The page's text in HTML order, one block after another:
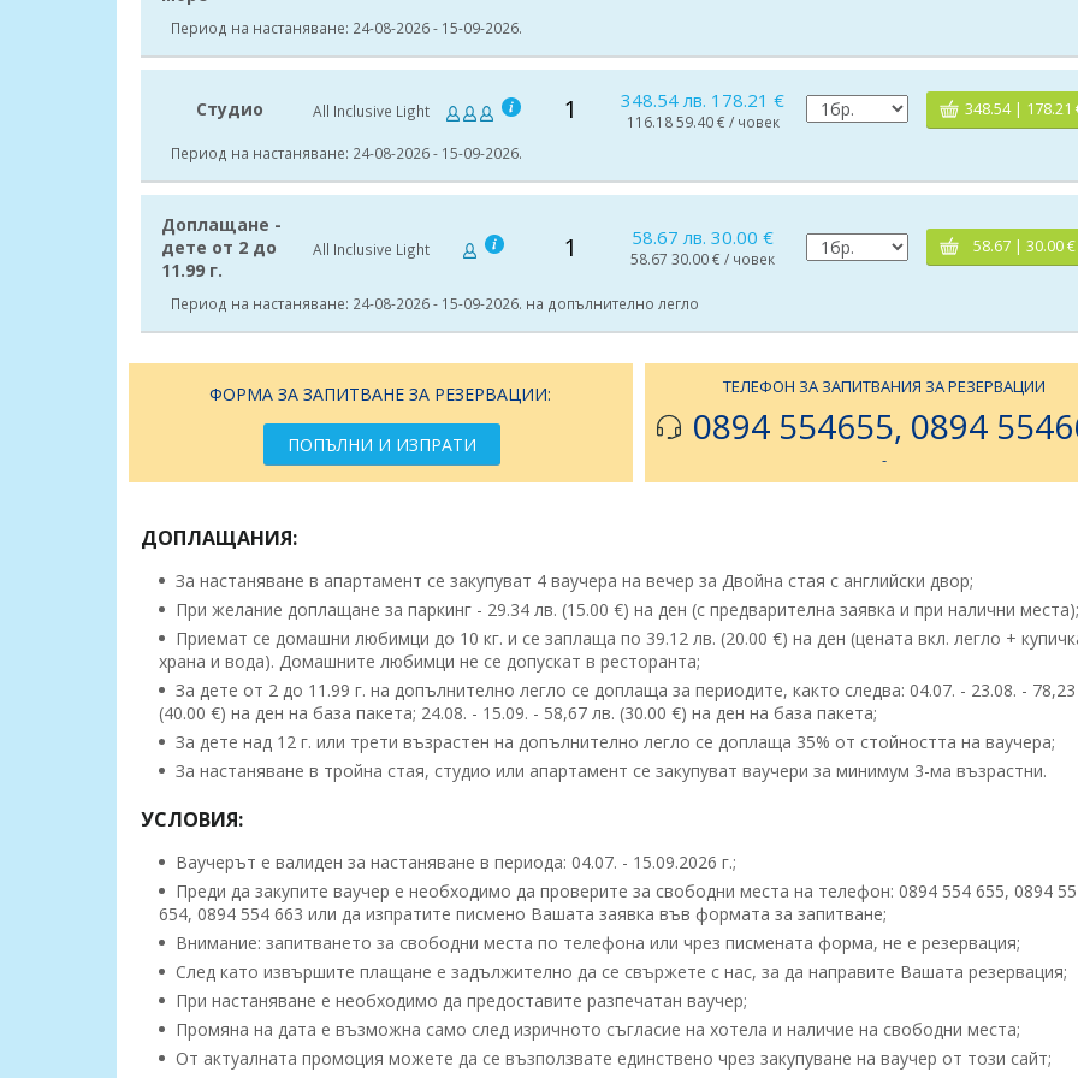
Период на настаняване: 24-08-2026 - 15-09-2026.
Студио All Inclusive Light 1 348.54 лв. 178.21 €
116.18 59.40 € / човек
348.54 | 178.21
Период на настаняване: 24-08-2026 - 15-09-2026.
Доплащане -
дете от 2 до
11.99 г.
All Inclusive Light 1 58.67 лв. 30.00 €
58.67 30.00 € / човек
58.67 | 30.00 €
Период на настаняване: 24-08-2026 - 15-09-2026. на допълнително легло
ФОРМА ЗА ЗАПИТВАНЕ ЗА РЕЗЕРВАЦИИ:
ПОПЪЛНИ И ИЗПРАТИ
ТЕЛЕФОН ЗА ЗАПИТВАНИЯ ЗА РЕЗЕРВАЦИИ
0894 554655, 0894
-
ДОПЛАЩАНИЯ:
За настаняване в апартамент се закупуват 4 ваучера на вечер за Двойна стая с английски двор;
При желание доплащане за паркинг - 29.34 лв. (15.00 €) на ден (с предварителна заявка и при налични места);
Приемат се домашни любимци до 10 кг. и се заплаща по 39.12 лв. (20.00 €) на ден (цената вкл. легло +
храна и вода). Домашните любимци не се допускат в ресторанта;
За дете от 2 до 11.99 г. на допълнително легло се доплаща за периодите, както следва: 04.07. - 23.08. -
(40.00 €) на ден на база пакета; 24.08. - 15.09. - 58,67 лв. (30.00 €) на ден на база пакета;
За дете над 12 г. или трети възрастен на допълнително легло се доплаща 35% от стойността на ваучера;
За настаняване в тройна стая, студио или апартамент се закупуват ваучери за минимум 3-ма възрастни.
УСЛОВИЯ:
Ваучерът е валиден за настаняване в периода: 04.07. - 15.09.2026 г.;
Преди да закупите ваучер е необходимо да проверите за свободни места на телефон: 0894 554 655, 0894
654, 0894 554 663 или да изпратите писмено Вашата заявка във формата за запитване;
Внимание: запитването за свободни места по телефона или чрез писмената форма, не е резервация;
След като извършите плащане е задължително да се свържете с нас, за да направите Вашата резервация;
При настаняване е необходимо да предоставите разпечатан ваучер;
Промяна на дата е възможна само след изричното съгласие на хотела и наличие на свободни места;
От актуалната промоция можете да се възползвате единствено чрез закупуване на ваучер от този сайт;